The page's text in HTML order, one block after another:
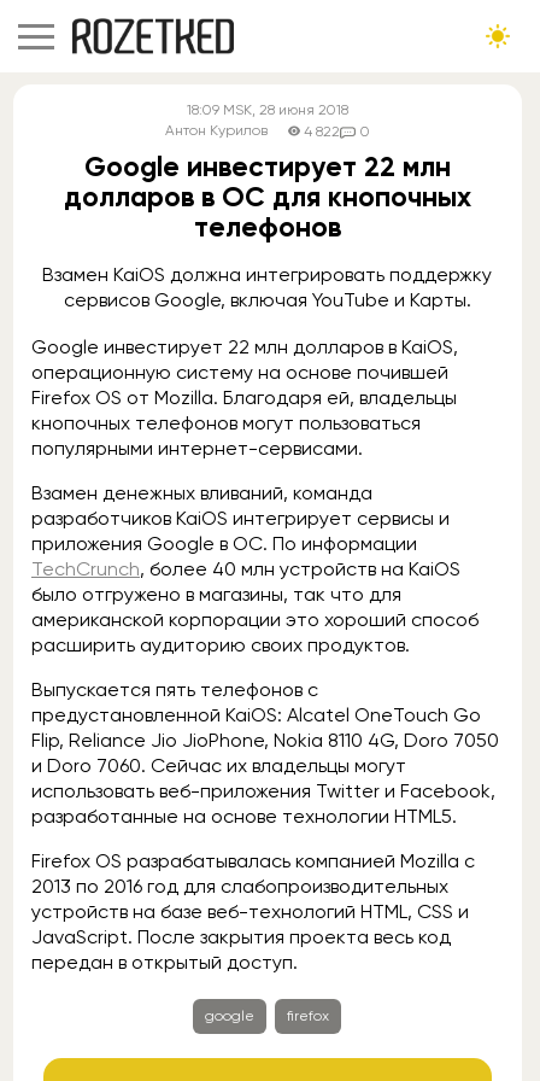
18:09 MSK, 28 июня 2018
Антон Курилов
4 822 0
Google инвестирует 22 млн
долларов в ОС для кнопочных
телефонов
Взамен KaiOS должна интегрировать поддержку
сервисов Google, включая YouTube и Карты.
Google инвестирует 22 млн долларов в KaiOS,
операционную систему на основе почившей
Firefox OS от Mozilla. Благодаря ей, владельцы
кнопочных телефонов могут пользоваться
популярными интернет-сервисами.
Взамен денежных вливаний, команда
разработчиков KaiOS интегрирует сервисы и
приложения Google в ОС. По информации
TechCrunch, более 40 млн устройств на KaiOS
было отгружено в магазины, так что для
американской корпорации это хороший способ
расширить аудиторию своих продуктов.
Выпускается пять телефонов с
предустановленной KaiOS: Alcatel OneTouch Go
Flip, Reliance Jio JioPhone, Nokia 8110 4G, Doro 7050
и Doro 7060. Сейчас их владельцы могут
использовать веб-приложения Twitter и Facebook,
разработанные на основе технологии HTML5.
Firefox OS разрабатывалась компанией Mozilla c
2013 по 2016 год для слабопроизводительных
устройств на базе веб-технологий HTML, CSS и
JavaScript. После закрытия проекта весь код
передан в открытый доступ.
google firefox